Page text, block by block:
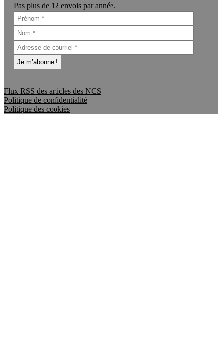
Pas plus de 12 envois par année.
Flux RSS des articles des NCS
Politique de confidentialité
Politique des cookies